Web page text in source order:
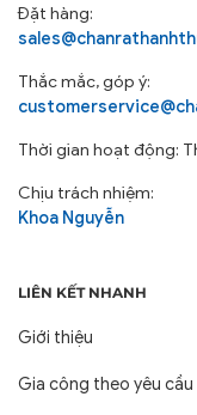
Đặt hàng:
Thắc mắc, góp ý:
Thời gian hoạt động:
Chịu trách nhiệm:
Khoa Nguyễn
LIÊN KẾT NHANH
Giới thiệu
Gia công theo yêu cầu